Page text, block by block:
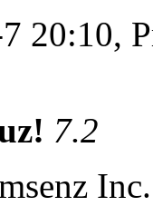
20:10,
7.2
Inc.